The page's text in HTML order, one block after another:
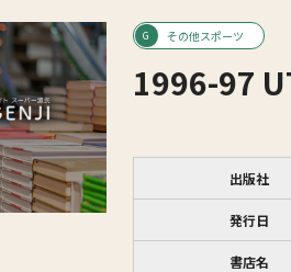
その他スポーツ
1996-97
出版社
発行日
書店名